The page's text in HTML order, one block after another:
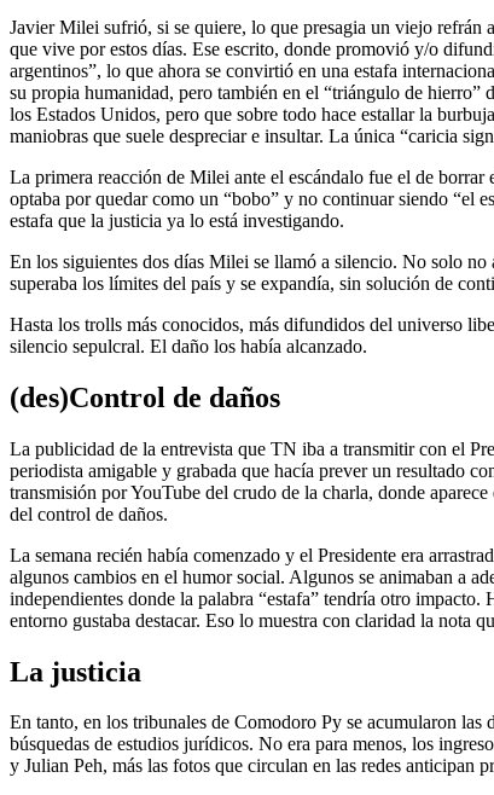
Javier Milei sufrió, si se quiere, lo que presagia un viejo
que vive por estos días. Ese escrito, donde promovió y/o
argentinos”, lo que ahora se convirtió en una estafa
su propia humanidad, pero también en el “triángulo de hierro”
los Estados Unidos, pero que sobre todo hace estallar la
maniobras que suele despreciar e insultar. La única “caricia
La primera reacción de Milei ante el escándalo fue el de
optaba por quedar como un “bobo” y no continuar siendo “el
estafa que la justicia ya lo está investigando.
En los siguientes dos días Milei se llamó a silencio. No solo no
superaba los límites del país y se expandía, sin solución de
Hasta los trolls más conocidos, más difundidos del universo
silencio sepulcral. El daño los había alcanzado.
(des)Control de daños
La publicidad de la entrevista que TN iba a transmitir con el
periodista amigable y grabada que hacía prever un resultado
transmisión por YouTube del crudo de la charla, donde
del control de daños.
La semana recién había comenzado y el Presidente era
algunos cambios en el humor social. Algunos se animaban a
independientes donde la palabra “estafa” tendría otro
entorno gustaba destacar. Eso lo muestra con claridad la nota
La justicia
En tanto, en los tribunales de Comodoro Py se acumularon
búsquedas de estudios jurídicos. No era para menos, los
y Julian Peh, más las fotos que circulan en las redes anticipan